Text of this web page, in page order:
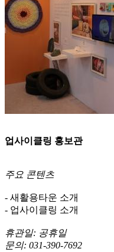
업사이클링 홍보관
주요 콘텐츠
- 새활용타운 소개
- 업사이클링 소개
휴관일: 공휴일
문의: 031-390-7692